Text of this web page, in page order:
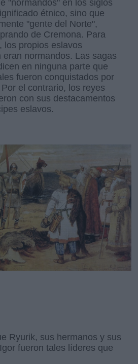
"normandos" en los siglos
étnico, sino que
"gente del Norte",
de Cremona. Para
los propios eslavos
eran normandos. Las sagas
en ninguna parte que
fueron conquistados por
el contrario, los reyes
con sus destacamentos
eslavos.
Ryurik, sus hermanos y sus
fueron tales líderes que